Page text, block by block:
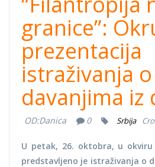
granice”:
prezentacija
istraživanja o
davanjima iz
OD:Danica 0 Srbija
U petak, 26. oktobra, u
predstavljeno je istraživanja o